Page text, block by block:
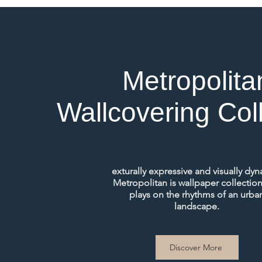
Wallcovering
exturally expressive and visually
Metropolitan is wallpaper
plays on the rhythms of an
landscape.
Discover More